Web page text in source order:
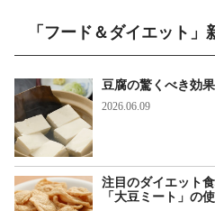
「フード＆ダイエット」
豆腐の驚くべき効
2026.06.09
注目のダイエット
「大豆ミート」の